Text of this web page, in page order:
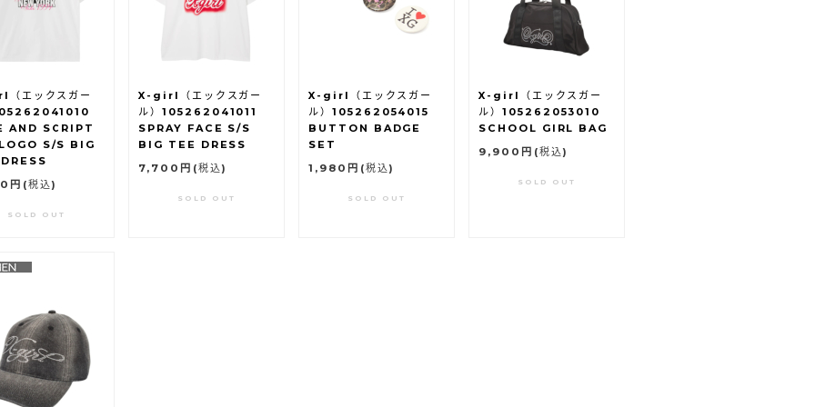
エックスガー
AND SCRIPT
S/S BIG
円 (税込)
SOLD OUT
X-girl（エックスガー
ル）105262041011
SPRAY FACE S/S
BIG TEE DRESS
7,700円 (税込)
SOLD OUT
X-girl（エックスガー
ル）105262054015
BUTTON BADGE
SET
1,980円 (税込)
SOLD OUT
X-girl（エックスガー
ル）105262053010
SCHOOL GIRL BAG
9,900円 (税込)
SOLD OUT